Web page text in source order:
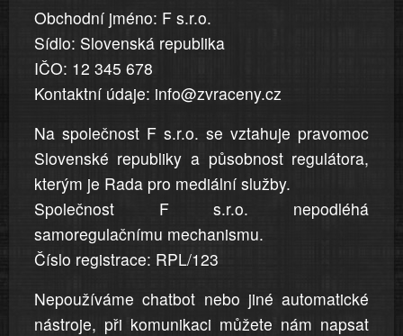
jsou
přesná
a
úplná
Obchodní jméno: F s.r.o.
Sídlo: Slovenská republika
IČO: 12 345 678
Kontaktní údaje: info@zvraceny.cz
Na společnost F s.r.o. se vztahuje pravomoc
Slovenské republiky a působnost regulátora,
kterým je Rada pro mediální služby.
Společnost F s.r.o. nepodléhá
samoregulačnímu mechanismu.
Číslo registrace: RPL/123
Nepoužíváme chatbot nebo jiné automatické
nástroje, při komunikaci můžete nám napsat